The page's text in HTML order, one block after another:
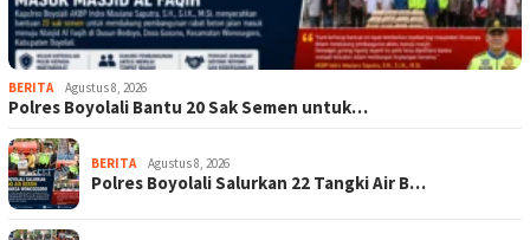
BERITA Agustus 8, 2026
Polres Boyolali Bantu 20 Sak Semen untuk…
BERITA Agustus 8, 2026
Polres Boyolali Salurkan 22 Tangki Air B…